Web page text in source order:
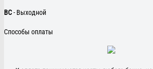
ВС- Выходной
Способы оплаты